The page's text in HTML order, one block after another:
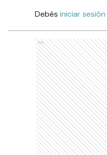
Debés iniciar sesión
Ads